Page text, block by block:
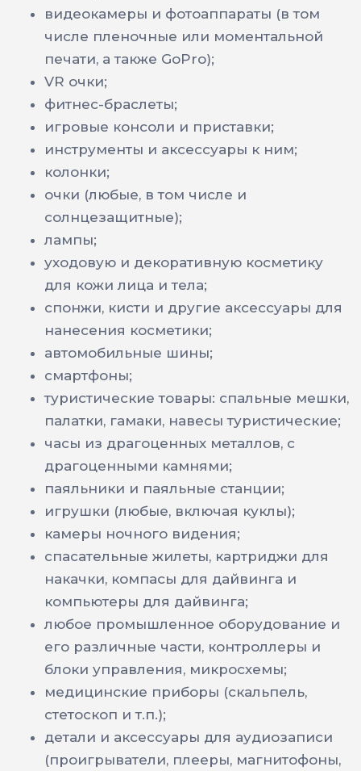
видеокамеры и фотоаппараты (в том
числе пленочные или моментальной
печати, а также GoPro);
VR очки;
фитнес-браслеты;
игровые консоли и приставки;
инструменты и аксессуары к ним;
колонки;
очки (любые, в том числе и
солнцезащитные);
лампы;
уходовую и декоративную косметику
для кожи лица и тела;
спонжи, кисти и другие аксессуары для
нанесения косметики;
автомобильные шины;
смартфоны;
туристические товары: спальные мешки,
палатки, гамаки, навесы туристические;
часы из драгоценных металлов, с
драгоценными камнями;
паяльники и паяльные станции;
игрушки (любые, включая куклы);
камеры ночного видения;
спасательные жилеты, картриджи для
накачки, компасы для дайвинга и
компьютеры для дайвинга;
любое промышленное оборудование и
его различные части, контроллеры и
блоки управления, микросхемы;
медицинские приборы (скальпель,
стетоскоп и т.п.);
детали и аксессуары для аудиозаписи
(проигрыватели, плееры, магнитофоны,